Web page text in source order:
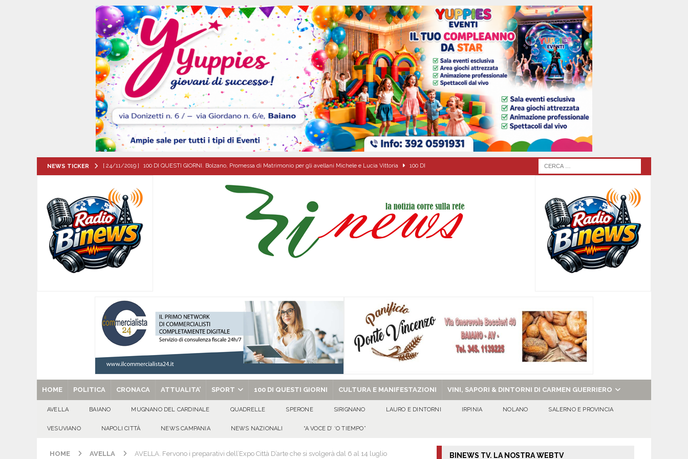
NEWS TICKER [ 24/11/2019 ] 100 DI QUESTI GIORNI. Bolzano, Promessa di Matrimonio per gli avellani Michele e Lucia Vittoria 100 DI
[ 07/08/2026 ] Visciano celebra Padre Arturo D’Onofrio: due giorni di fede nel ricordo del fondatore
MANIFESTAZIONI
[ 07/08/2026 ] MUGNANO DEL CARDINALE. L’Ipocrisia delle Apparenze e il Sociale Negato: il Caso del Centro Sociale mai
usato – abbandonato – vandalizzato e destinato al privato EVIDENZA
[ 07/08/2026 ]
una cultura collettiva. Nessuna crescita economica può prescindere dalla tutela della vita umana” CULTURA E
MANIFESTAZIONI
[ 07/08/2026 ] Casino senza KYC: cosa sono e come funzionano in Italia CULTURA E MANIFESTAZIONI
[ 29/08/2025 ] SANT’Oggi. Venerdì 29 agosto la chiesa celebra il Martirio di san Giovanni Battista e santa Sabina EVIDENZA
HOME POLITICA CRONACA ATTUALITA’ SPORT 100 DI QUESTI GIORNI CULTURA E MANIFESTAZIONI VINI, SAPORI & DINTORNI DI CARMEN GUERRIERO
AVELLA BAIANO MUGNANO DEL CARDINALE QUADRELLE SPERONE SIRIGNANO LAURO E DINTORNI IRPINIA NOLANO SALERNO E PROVINCIA
VESUVIANO NAPOLI CITTÀ NEWS CAMPANIA NEWS NAZIONALI “A VOCE D’ ‘O TIEMPO”
HOME AVELLA AVELLA. Fervono i preparativi dell’Expo Città D’arte che si svolgerà dal 6 al 14 luglio BINEWS TV. LA NOSTRA WEBTV